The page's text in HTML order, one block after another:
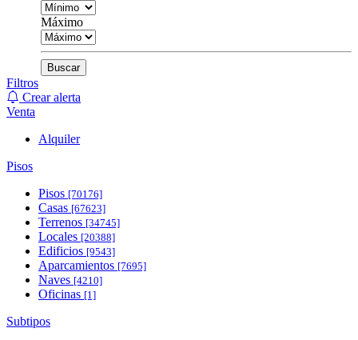
Máximo
Buscar
Filtros
Crear alerta
Venta
Alquiler
Pisos
Pisos [70176]
Casas [67623]
Terrenos [34745]
Locales [20388]
Edificios [9543]
Aparcamientos [7695]
Naves [4210]
Oficinas [1]
Subtipos